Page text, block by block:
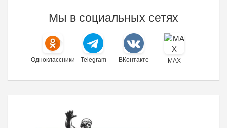
Мы в социальных сетях
Одноклассники Telegram ВКонтакте MAX